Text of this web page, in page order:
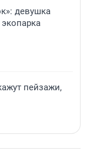
девушка
пейзажи,